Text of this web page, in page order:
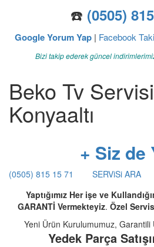
☎️ (0505)
Google Yorum Yap| Facebook
Bizi takip ederek güncel
Beko Tv
Konyaaltı
+ Siz de
(0505) 815 15 71
SERViSi ARA
Yaptığımız Her işe ve
GARANTİ Vermekteyiz. Özel
Yeni Ürün Kurulumumuz,
Yedek Parça